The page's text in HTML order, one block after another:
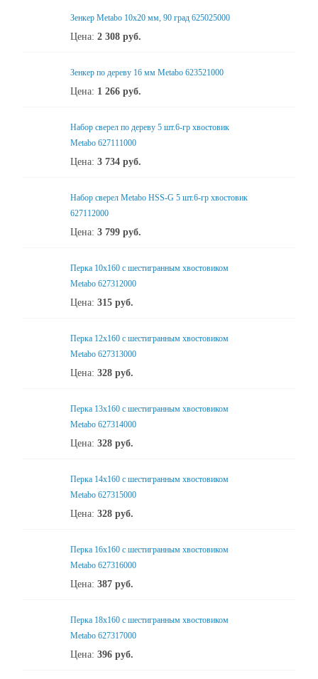
Зенкер Metabo 10x20 мм, 90 град 625025000
Цена: 2 308 руб.
Зенкер по дереву 16 мм Metabo 623521000
Цена: 1 266 руб.
Набор сверел по дереву 5 шт.6-гр хвостовик
Metabo 627111000
Цена: 3 734 руб.
Набор сверел Metabo HSS-G 5 шт.6-гр хвостовик
627112000
Цена: 3 799 руб.
Перка 10x160 с шестигранным хвостовиком
Metabo 627312000
Цена: 315 руб.
Перка 12x160 с шестигранным хвостовиком
Metabo 627313000
Цена: 328 руб.
Перка 13x160 с шестигранным хвостовиком
Metabo 627314000
Цена: 328 руб.
Перка 14x160 с шестигранным хвостовиком
Metabo 627315000
Цена: 328 руб.
Перка 16x160 с шестигранным хвостовиком
Metabo 627316000
Цена: 387 руб.
Перка 18x160 с шестигранным хвостовиком
Metabo 627317000
Цена: 396 руб.